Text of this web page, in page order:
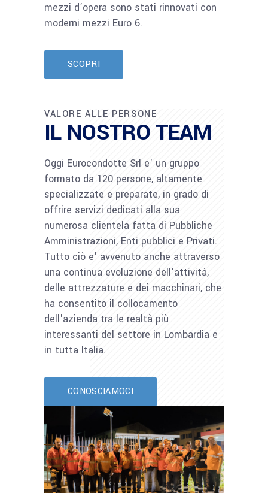
mezzi d’opera sono stati rinnovati con
moderni mezzi Euro 6.
SCOPRI
VALORE ALLE PERSONE
IL NOSTRO TEAM
Oggi Eurocondotte Srl e' un gruppo
formato da 120 persone, altamente
specializzate e preparate, in grado di
offrire servizi dedicati alla sua
numerosa clientela fatta di Pubbliche
Amministrazioni, Enti pubblici e Privati.
Tutto ciò e' avvenuto anche attraverso
una continua evoluzione dell'attività,
delle attrezzature e dei macchinari, che
ha consentito il collocamento
dell'azienda tra le realtà più
interessanti del settore in Lombardia e
in tutta Italia.
CONOSCIAMOCI